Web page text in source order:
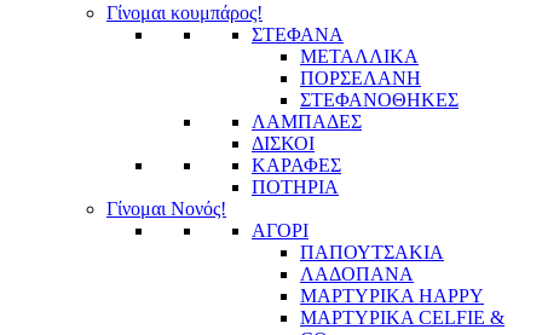
Γίνομαι κουμπάρος!
ΣΤΕΦΑΝΑ
ΜΕΤΑΛΛΙΚΑ
ΠΟΡΣΕΛΑΝΗ
ΣΤΕΦΑΝΟΘΗΚΕΣ
ΛΑΜΠΑΔΕΣ
ΔΙΣΚΟΙ
ΚΑΡΑΦΕΣ
ΠΟΤΗΡΙΑ
Γίνομαι Νονός!
ΑΓΟΡΙ
ΠΑΠΟΥΤΣΑΚΙΑ
ΛΑΔΟΠΑΝΑ
ΜΑΡΤΥΡΙΚΑ HAPPY
ΜΑΡΤΥΡΙΚΑ CELFIE &